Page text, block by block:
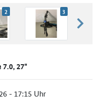
2 3
27"
- 17:15 Uhr